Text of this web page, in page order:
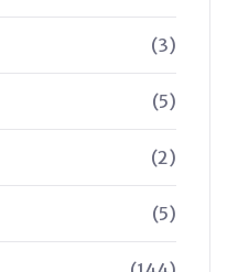
(3)
(5)
(2)
(5)